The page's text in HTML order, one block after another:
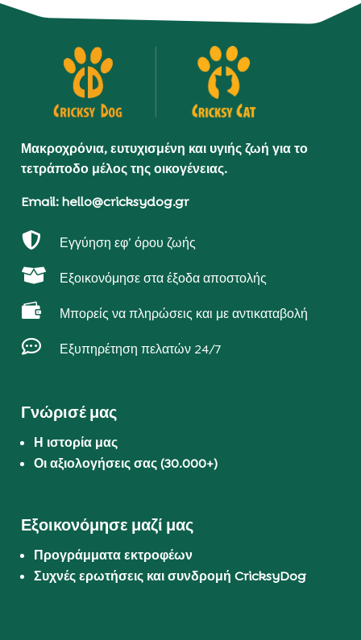
Μακροχρόνια, ευτυχισμένη και υγιής ζωή για το
τετράποδο μέλος της οικογένειας.
Email: hello@cricksydog.gr
 Εγγύηση εφ’ όρου ζωής
 Εξοικονόμησε στα έξοδα αποστολής
 Μπορείς να πληρώσεις και με αντικαταβολή
 Εξυπηρέτηση πελατών 24/7
Γνώρισέ μας
Η ιστορία μας
Οι αξιολογήσεις σας (30.000+)
Εξοικονόμησε μαζί μας
Προγράμματα εκτροφέων
Συχνές ερωτήσεις και συνδρομή CricksyDog